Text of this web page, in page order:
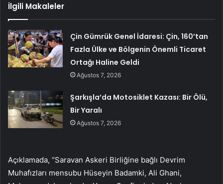
İlgili Makaleler
Çin Gümrük Genel İdaresi: Çin, 160’tan
Fazla Ülke ve Bölgenin Önemli Ticaret
Ortağı Haline Geldi
Ağustos 7, 2026
Şarkışla’da Motosiklet Kazası: Bir Ölü,
Bir Yaralı
Ağustos 7, 2026
Açıklamada, “Saravan Askeri Birliğine bağlı Devrim
Muhafızları mensubu Hüseyin Badamki, Ali Ghani,